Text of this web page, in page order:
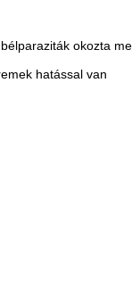
okozta
hatással van